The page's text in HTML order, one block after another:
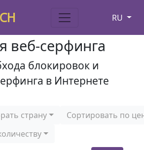
RU
веб-серфинга
блокировок и
в Интернете
страну
Сортировать по